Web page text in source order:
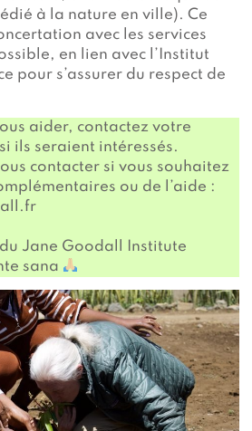
à la nature en ville). Ce
avec les services
en lien avec l’Institut
pour s’assurer du respect de
aider, contactez votre
ils seraient intéressés.
contacter si vous souhaitez
ou de l’aide :
Jane Goodall Institute
sana